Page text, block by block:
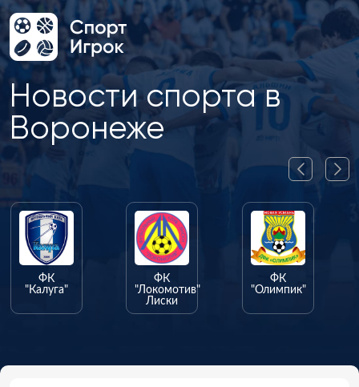
Новости спорта в
Воронеже
ФК
"Локомотив"
ФК
"Олимпик"